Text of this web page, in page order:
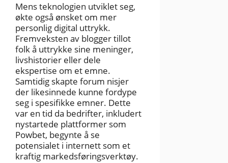
Mens teknologien utviklet seg,
økte også ønsket om mer
personlig digital uttrykk.
Fremveksten av blogger tillot
folk å uttrykke sine meninger,
livshistorier eller dele
ekspertise om et emne.
Samtidig skapte forum nisjer
der likesinnede kunne fordype
seg i spesifikke emner. Dette
var en tid da bedrifter, inkludert
nystartede plattformer som
Powbet, begynte å se
potensialet i internett som et
kraftig markedsføringsverktøy.